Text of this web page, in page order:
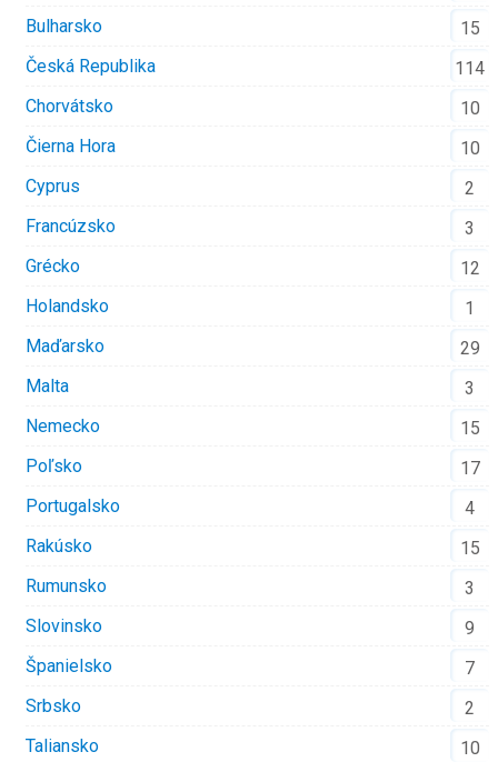
Bulharsko
15
Česká Republika
114
Chorvátsko
10
Čierna Hora
10
Cyprus
2
Francúzsko
3
Grécko
12
Holandsko
1
Maďarsko
29
Malta
3
Nemecko
15
Poľsko
17
Portugalsko
4
Rakúsko
15
Rumunsko
3
Slovinsko
9
Španielsko
7
Srbsko
2
Taliansko
10